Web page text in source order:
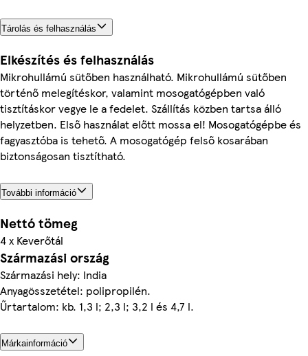
Tárolás és felhasználás
Elkészítés és felhasználás
Mikrohullámú sütőben használható. Mikrohullámú sütőben
történő melegítéskor, valamint mosogatógépben való
tisztításkor vegye le a fedelet. Szállítás közben tartsa álló
helyzetben. Első használat előtt mossa el! Mosogatógépbe és
fagyasztóba is tehető. A mosogatógép felső kosarában
biztonságosan tisztítható.
További információ
Nettó tömeg
4 x Keverőtál
Származási ország
Származási hely: India
Anyagösszetétel: polipropilén.
Űrtartalom: kb. 1,3 l; 2,3 l; 3,2 l és 4,7 l.
Márkainformáció